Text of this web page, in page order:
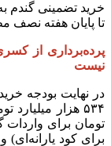
خرید تضمینی گندم به ۲ میلیون و ۳۰۰ هزار تن
تا پایان هفته نصف
نیست
در نهایت بودجه